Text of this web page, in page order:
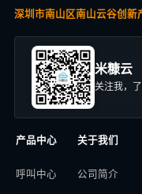
深圳市南山区南山云谷创新
米糠云
关注我，
产品中心
呼叫中心
关于我们
公司简介